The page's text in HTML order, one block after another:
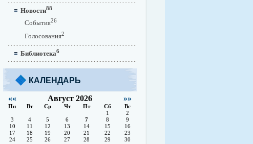
Новости88
События26
Голосования2
Библиотека6
КАЛЕНДАРЬ
«« Август 2026 »»
Пн Вт Ср Чт Пт Сб
Вс
1
2
3
4 5 6 7 8
9
10
11 12 13 14 15
16
17
18 19 20 21 22
23
24
25 26 27 28 29
30